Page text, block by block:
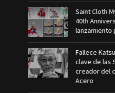
Saint Cloth
40th
lanzamiento
Fallece
clave de las
creador del
Acero